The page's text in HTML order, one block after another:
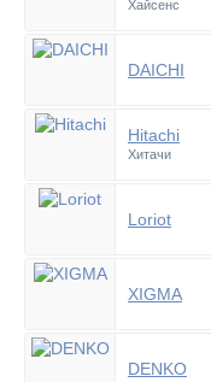
Хайсенс
DAICHI
Hitachi
Хитачи
Loriot
XIGMA
DENKO